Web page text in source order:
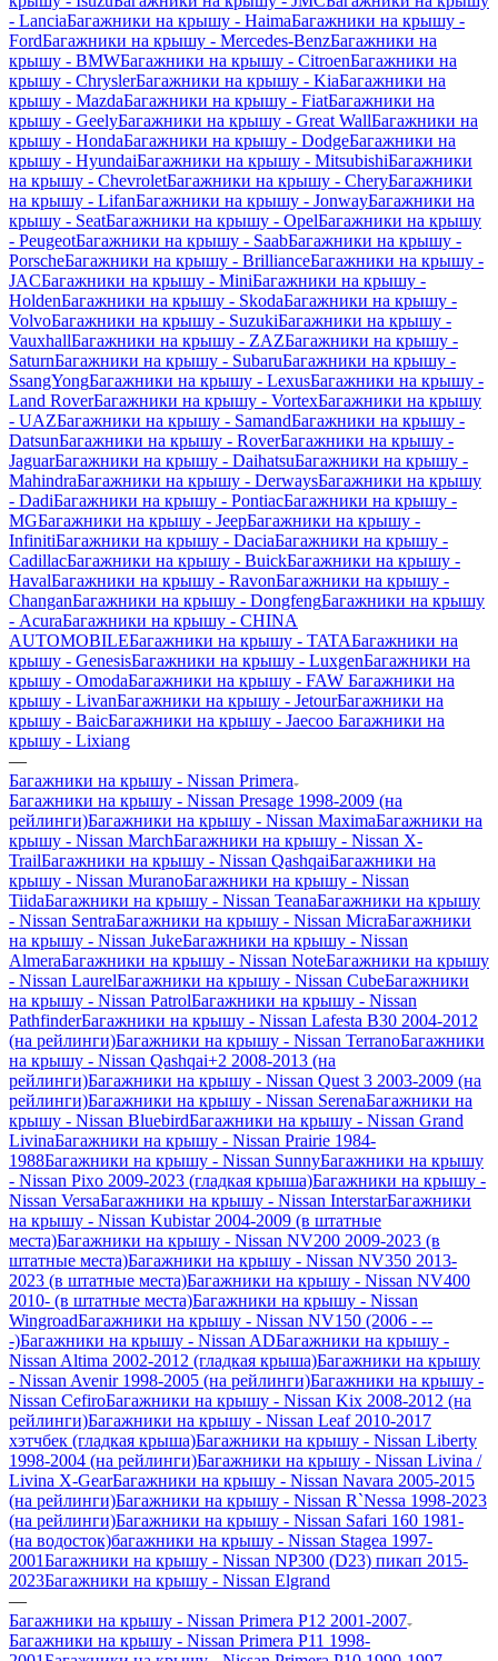
- LanciaБагажники на крышу - HaimaБагажники на крышу -
FordБагажники на крышу - Mercedes-BenzБагажники на
крышу - BMWБагажники на крышу - CitroenБагажники на
крышу - ChryslerБагажники на крышу - KiaБагажники на
крышу - MazdaБагажники на крышу - FiatБагажники на
крышу - GeelyБагажники на крышу - Great WallБагажники на
крышу - HondaБагажники на крышу - DodgeБагажники на
крышу - HyundaiБагажники на крышу - MitsubishiБагажники
на крышу - ChevroletБагажники на крышу - CheryБагажники
на крышу - LifanБагажники на крышу - JonwayБагажники на
крышу - SeatБагажники на крышу - OpelБагажники на крышу
- PeugeotБагажники на крышу - SaabБагажники на крышу -
PorscheБагажники на крышу - BrillianceБагажники на крышу -
JACБагажники на крышу - MiniБагажники на крышу -
HoldenБагажники на крышу - SkodaБагажники на крышу -
VolvoБагажники на крышу - SuzukiБагажники на крышу -
VauxhallБагажники на крышу - ZAZБагажники на крышу -
SaturnБагажники на крышу - SubaruБагажники на крышу -
SsangYongБагажники на крышу - LexusБагажники на крышу -
Land RoverБагажники на крышу - VortexБагажники на крышу
- UAZБагажники на крышу - SamandБагажники на крышу -
DatsunБагажники на крышу - RoverБагажники на крышу -
JaguarБагажники на крышу - DaihatsuБагажники на крышу -
MahindraБагажники на крышу - DerwaysБагажники на крышу
- DadiБагажники на крышу - PontiacБагажники на крышу -
MGБагажники на крышу - JeepБагажники на крышу -
InfinitiБагажники на крышу - DaciaБагажники на крышу -
CadillacБагажники на крышу - BuickБагажники на крышу -
HavalБагажники на крышу - RavonБагажники на крышу -
ChanganБагажники на крышу - DongfengБагажники на крышу
- AcuraБагажники на крышу - CHINA
AUTOMOBILEБагажники на крышу - TATAБагажники на
крышу - GenesisБагажники на крышу - LuxgenБагажники на
крышу - OmodaБагажники на крышу - FAW Багажники на
крышу - LivanБагажники на крышу - JetourБагажники на
крышу - BaicБагажники на крышу - Jaecoo Багажники на
крышу - Lixiang
—
Багажники на крышу - Nissan Primera
Багажники на крышу - Nissan Presage 1998-2009 (на
рейлинги)Багажники на крышу - Nissan MaximaБагажники на
крышу - Nissan MarchБагажники на крышу - Nissan X-
TrailБагажники на крышу - Nissan QashqaiБагажники на
крышу - Nissan MuranoБагажники на крышу - Nissan
TiidaБагажники на крышу - Nissan TeanaБагажники на крышу
- Nissan SentraБагажники на крышу - Nissan MicraБагажники
на крышу - Nissan JukeБагажники на крышу - Nissan
AlmeraБагажники на крышу - Nissan NoteБагажники на крышу
- Nissan LaurelБагажники на крышу - Nissan CubeБагажники
на крышу - Nissan PatrolБагажники на крышу - Nissan
PathfinderБагажники на крышу - Nissan Lafesta B30 2004-2012
(на рейлинги)Багажники на крышу - Nissan TerranoБагажники
на крышу - Nissan Qashqai+2 2008-2013 (на
рейлинги)Багажники на крышу - Nissan Quest 3 2003-2009 (на
рейлинги)Багажники на крышу - Nissan SerenaБагажники на
крышу - Nissan BluebirdБагажники на крышу - Nissan Grand
LivinaБагажники на крышу - Nissan Prairie 1984-
1988Багажники на крышу - Nissan SunnyБагажники на крышу
- Nissan Pixo 2009-2023 (гладкая крыша)Багажники на крышу -
Nissan VersaБагажники на крышу - Nissan InterstarБагажники
на крышу - Nissan Kubistar 2004-2009 (в штатные
места)Багажники на крышу - Nissan NV200 2009-2023 (в
штатные места)Багажники на крышу - Nissan NV350 2013-
2023 (в штатные места)Багажники на крышу - Nissan NV400
2010- (в штатные места)Багажники на крышу - Nissan
WingroadБагажники на крышу - Nissan NV150 (2006 - --
-)Багажники на крышу - Nissan ADБагажники на крышу -
Nissan Altima 2002-2012 (гладкая крыша)Багажники на крышу
- Nissan Avenir 1998-2005 (на рейлинги)Багажники на крышу -
Nissan CefiroБагажники на крышу - Nissan Kix 2008-2012 (на
рейлинги)Багажники на крышу - Nissan Leaf 2010-2017
хэтчбек (гладкая крыша)Багажники на крышу - Nissan Liberty
1998-2004 (на рейлинги)Багажники на крышу - Nissan Livina /
Livina X-GearБагажники на крышу - Nissan Navara 2005-2015
(на рейлинги)Багажники на крышу - Nissan R`Nessa 1998-2023
(на рейлинги)Багажники на крышу - Nissan Safari 160 1981-
(на водосток)багажники на крышу - Nissan Stagea 1997-
2001Багажники на крышу - Nissan NP300 (D23) пикап 2015-
2023Багажники на крышу - Nissan Elgrand
—
Багажники на крышу - Nissan Primera P12 2001-2007
Багажники на крышу - Nissan Primera P11 1998-